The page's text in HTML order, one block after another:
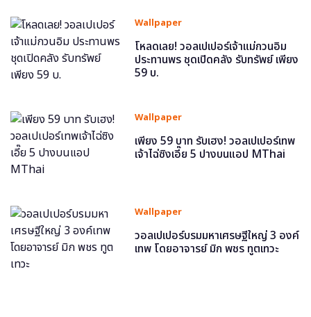
Wallpaper
โหลดเลย! วอลเปเปอร์เจ้าแม่กวนอิม
ประทานพร ชุดเปิดคลัง รับทรัพย์ เพียง
59 บ.
Wallpaper
เพียง 59 บาท รับเฮง! วอลเปเปอร์เทพ
เจ้าไฉ่ซิงเอี๊ย 5 ปางบนแอป MThai
Wallpaper
วอลเปเปอร์บรมมหาเศรษฐีใหญ่ 3 องค์
เทพ โดยอาจารย์ มิก พชร ทูตเทวะ